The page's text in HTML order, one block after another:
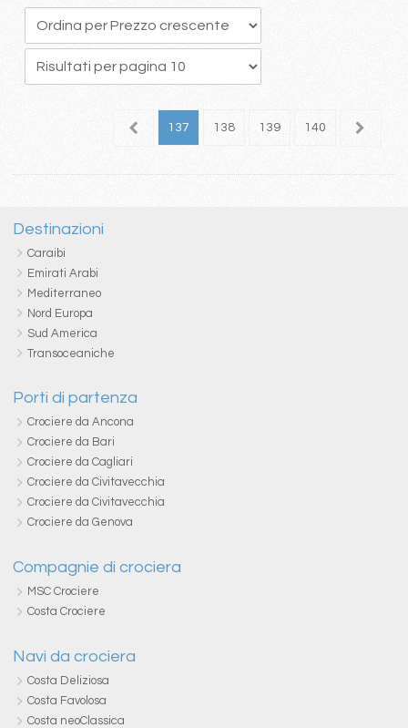
136 137 138 139 140 141
Destinazioni
Caraibi
Emirati Arabi
Mediterraneo
Nord Europa
Sud America
Transoceaniche
Porti di partenza
Crociere da Ancona
Crociere da Bari
Crociere da Cagliari
Crociere da Civitavecchia
Crociere da Civitavecchia
Crociere da Genova
Compagnie di crociera
MSC Crociere
Costa Crociere
Navi da crociera
Costa Deliziosa
Costa Favolosa
Costa neoClassica